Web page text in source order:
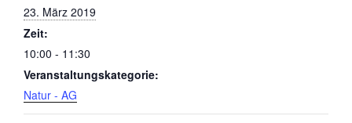
23. März 2019
Zeit:
10:00 - 11:30
Veranstaltungskategorie:
Natur - AG